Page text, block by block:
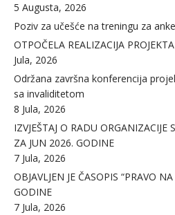
5 Augusta, 2026
Poziv za učešće na treningu za
OTPOČELA REALIZACIJA
Jula, 2026
Održana završna konferencija
sa invaliditetom
8 Jula, 2026
IZVJEŠTAJ O RADU ORGANIZACIJE
ZA JUN 2026. GODINE
7 Jula, 2026
OBJAVLJEN JE ČASOPIS “PRAVO
GODINE
7 Jula, 2026